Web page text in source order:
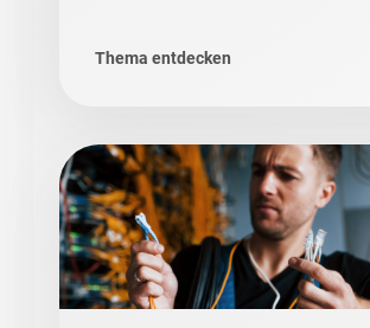
Thema entdecken